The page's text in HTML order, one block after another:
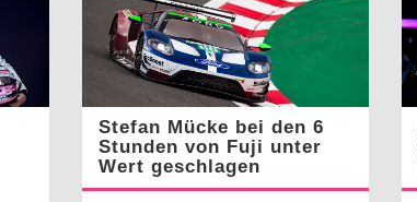
Stefan Mücke bei den 6
Stunden von Fuji unter
Wert geschlagen